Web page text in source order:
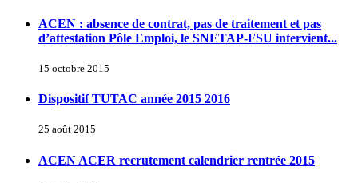
ACEN : absence de contrat, pas de traitement et pas
d’attestation Pôle Emploi, le SNETAP-FSU intervient...
15 octobre 2015
Dispositif TUTAC année 2015 2016
25 août 2015
ACEN ACER recrutement calendrier rentrée 2015